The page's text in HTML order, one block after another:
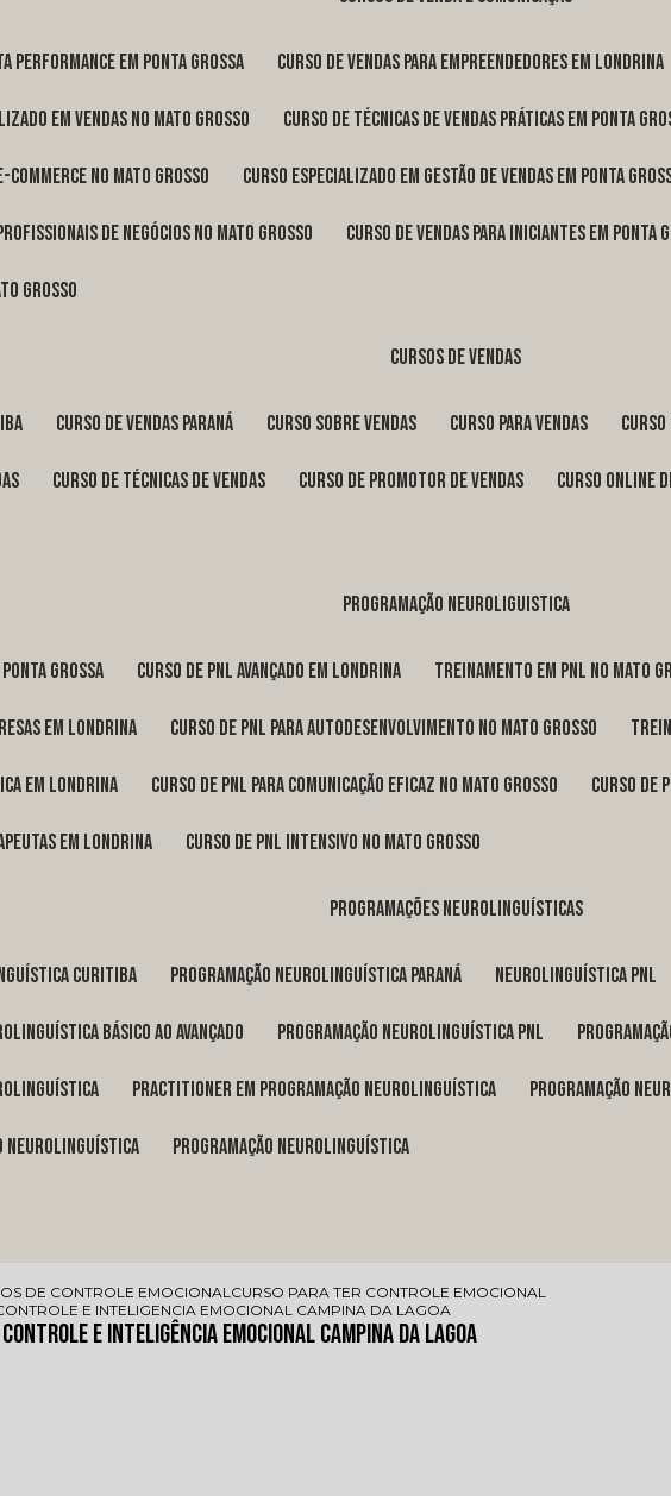
performance em Ponta Grossa curso de vendas para empreendedores em Londrina
em vendas no Mato Grosso curso de técnicas de vendas práticas em Ponta
commerce no Mato Grosso curso especializado em gestão de vendas em Ponta
de negócios no Mato Grosso curso de vendas para iniciantes em Ponta
Grosso
cursos de vendas
curso de vendas Paraná curso sobre vendas curso para vendas
curso de técnicas de vendas curso de promotor de vendas curso online
programação neuroliguistica
Grossa curso de pnl avançado em Londrina treinamento em pnl no Mato
em Londrina curso de pnl para autodesenvolvimento no Mato Grosso
em Londrina curso de pnl para comunicação eficaz no Mato Grosso curso de
em Londrina curso de pnl intensivo no Mato Grosso
programações neurolinguísticas
Curitiba programação neurolinguística Paraná neurolinguística pnl
básico ao avançado programação neurolinguística pnl
practitioner em programação neurolinguística programação
neurolinguística programação neurolinguística
DE CONTROLE EMOCIONALCURSO PARA TER CONTROLE EMOCIONAL
E INTELIGENCIA EMOCIONAL CAMPINA DA LAGOA
e Inteligência Emocional Campina da Lagoa